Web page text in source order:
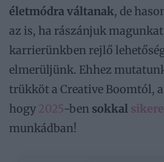
életmódra váltanak, de
az is, ha rászánjuk
karrierünkben rejlő
elmerüljünk. Ehhez
trükköt a Creative Boomtól,
hogy 2025-ben sokkal
munkádban!